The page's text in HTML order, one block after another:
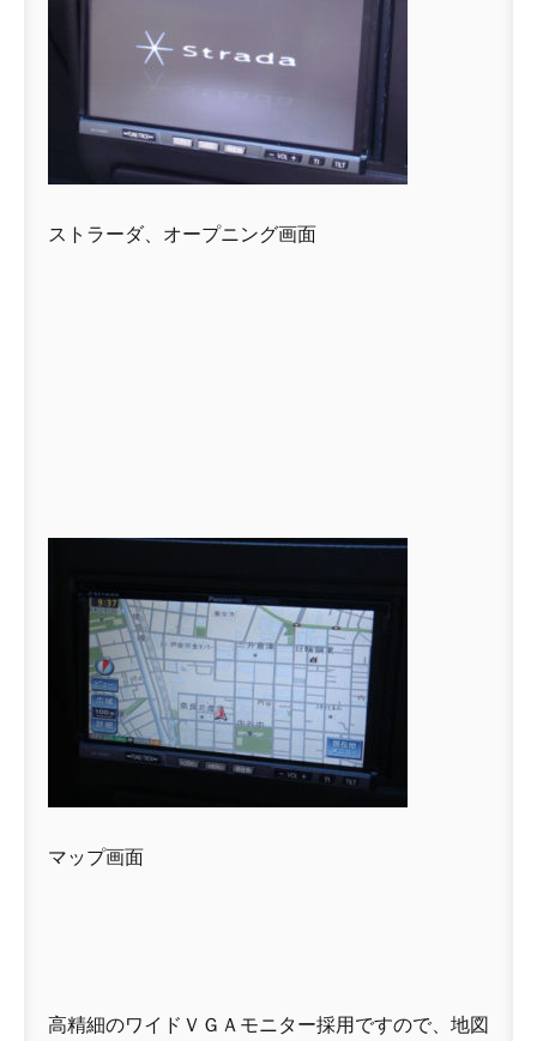
ストラーダ、オープニング画面
マップ画面
高精細のワイドＶＧＡモニター採用ですので、地図